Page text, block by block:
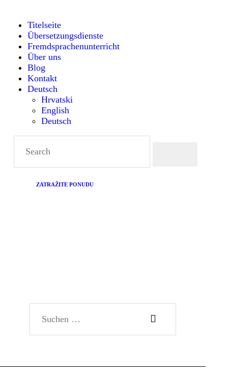
Titelseite
Übersetzungsdienste
Fremdsprachenunterricht
Über uns
Blog
Kontakt
Deutsch
Hrvatski
English
Deutsch
ZATRAŽITE PONUDU
Montanense - strani jezici, tumači i prevoditelji
ÜBERSETZUNGSDIENSTE
RICHT
ÜBER UNS
BLOG
KONTAKT